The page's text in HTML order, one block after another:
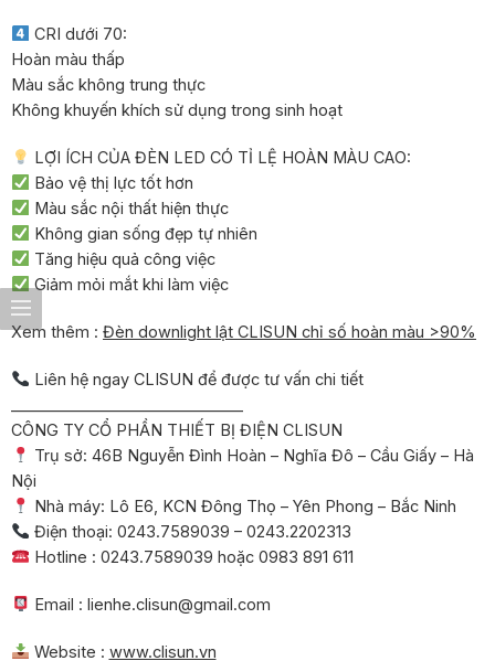
CRI dưới 70:
Hoàn màu thấp
Màu sắc không trung thực
Không khuyến khích sử dụng trong sinh hoạt
LỢI ÍCH CỦA ĐÈN LED CÓ TỈ LỆ HOÀN MÀU CAO:
Bảo vệ thị lực tốt hơn
Màu sắc nội thất hiện thực
Không gian sống đẹp tự nhiên
Tăng hiệu quả công việc
Giảm mỏi mắt khi làm việc
Xem thêm : Đèn downlight lật CLISUN chỉ số hoàn màu >90%
Liên hệ ngay CLISUN để được tư vấn chi tiết
CÔNG TY CỔ PHẦN THIẾT BỊ ĐIỆN CLISUN
Trụ sở: 46B Nguyễn Đình Hoàn – Nghĩa Đô – Cầu Giấy – Hà
Nội
Nhà máy: Lô E6, KCN Đông Thọ – Yên Phong – Bắc Ninh
Điện thoại: 0243.7589039 – 0243.2202313
Hotline : 0243.7589039 hoặc 0983 891 611
Email : lienhe.clisun@gmail.com
Website : www.clisun.vn